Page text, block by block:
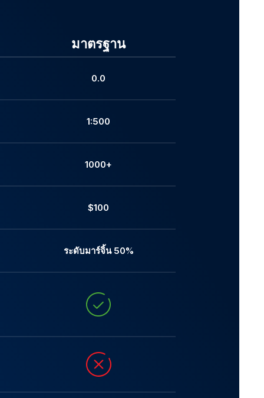
มาตรฐาน
0.0
1:500
1000+
$100
ระดับมาร์จิ้น 50%